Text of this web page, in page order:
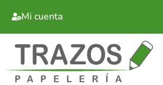
Mi cuenta